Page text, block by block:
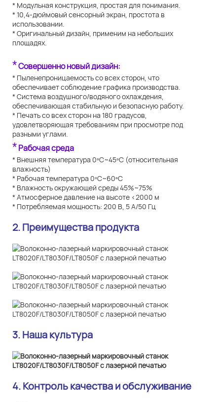
* Модульная конструкция, простая для понимания.
* 10,4-дюймовый сенсорный экран, простота в
использовании.
* Оригинальный дизайн, применим на небольших
площадях.
*Совершенно новый дизайн:
* Пыленепроницаемость со всех сторон, что
обеспечивает соблюдение графика производства.
* Система воздушного/водяного охлаждения,
обеспечивающая стабильную и безопасную работу.
* Печать со всех сторон на 180 градусов,
удовлетворяющая требованиям при просмотре под
разными углами.
*Рабочая среда
* Внешняя температура 0ºC~45ºC (относительная
влажность)
* Рабочая температура 0ºC~60ºC
* Влажность окружающей среды 45%~75%
* Атмосферное давление на высоте <2000 м
* Потребляемая мощность: 200 В, 5 А/50 Гц
2. Преимущества продукта
3. Наша культура
4. Контроль качества и обслуживание